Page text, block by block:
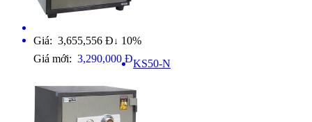
Giá: 3,655,556 Đ ↓ 10%
Giá mới: 3,290,000 ĐKS50-N